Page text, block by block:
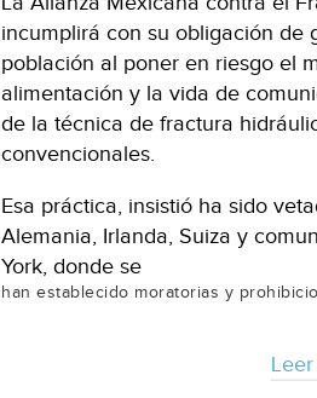
incumplirá con su obligación de
población al poner en riesgo el
alimentación y la vida de
de la técnica de fractura
convencionales.
Esa práctica, insistió ha sido
Alemania, Irlanda, Suiza y
York, donde se
han establecido moratorias y